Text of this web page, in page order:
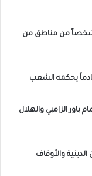
الدولية: فرار 6,650 شخصاً من مناطق من
يحكمه الشعب
باور الزامبي والهلال
والأوقاف